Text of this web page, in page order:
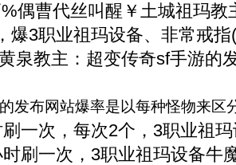
偶曹代丝叫醒￥土城祖玛教
爆3职业祖玛设备、非常戒
泉教主：超变传奇sf手游的
发布网站爆率是以每种怪物来区
一次，每次2个，3职业祖
刷一次，3职业祖玛设备牛